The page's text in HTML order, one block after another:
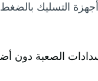
التسليك بالضغط
الصعبة دون